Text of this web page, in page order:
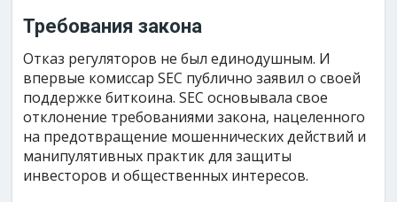
Требования закона
Отказ регуляторов не был единодушным. И
впервые комиссар SEC публично заявил о своей
поддержке биткоина. SEC основывала свое
отклонение требованиями закона, нацеленного
на предотвращение мошеннических действий и
манипулятивных практик для защиты
инвесторов и общественных интересов.